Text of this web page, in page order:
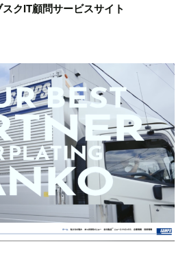
クIT顧問サービスサイト